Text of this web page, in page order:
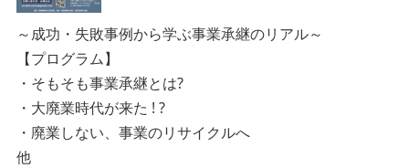
～成功・失敗事例から学ぶ事業承継のリアル～
【プログラム】
・そもそも事業承継とは?
・大廃業時代が来た ! ?
・廃業しない、事業のリサイクルへ
他